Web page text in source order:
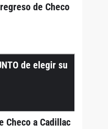
de Checo
de elegir su
Checo a Cadillac